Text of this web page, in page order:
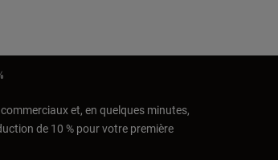
et, en quelques minutes,
de 10 % pour votre première